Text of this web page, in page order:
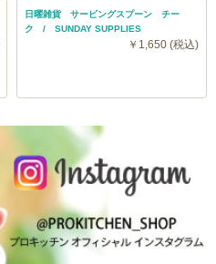
日曜雑貨 サービングスプーン チー
ク / SUNDAY SUPPLIES
￥1,650 (税込)